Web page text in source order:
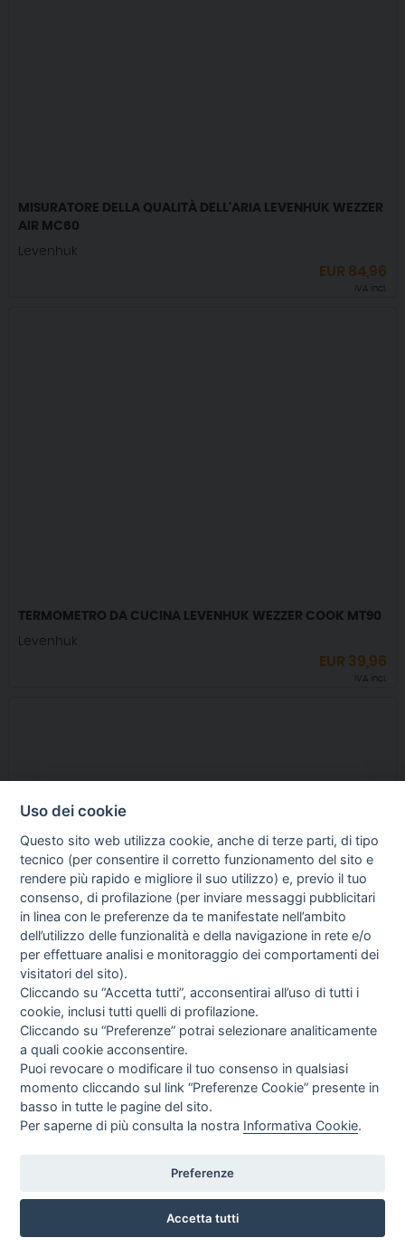
MISURATORE DELLA QUALITÀ DELL'ARIA LEVENHUK WEZZER
AIR MC60
Levenhuk
EUR 84,96
IVA incl.
TERMOMETRO DA CUCINA LEVENHUK WEZZER COOK MT90
Levenhuk
EUR 39,96
IVA incl.
TERMOMETRO DA CUCINA LEVENHUK WEZZER COOK MT60
Levenhuk
Uso dei cookie
Questo sito web utilizza cookie, anche di terze parti, di tipo
tecnico (per consentire il corretto funzionamento del sito e
rendere più rapido e migliore il suo utilizzo) e, previo il tuo
consenso, di profilazione (per inviare messaggi pubblicitari
in linea con le preferenze da te manifestate nell’ambito
dell’utilizzo delle funzionalità e della navigazione in rete e/o
per effettuare analisi e monitoraggio dei comportamenti dei
visitatori del sito).
Cliccando su “Accetta tutti”, acconsentirai all’uso di tutti i
cookie, inclusi tutti quelli di profilazione.
Cliccando su “Preferenze” potrai selezionare analiticamente
a quali cookie acconsentire.
Puoi revocare o modificare il tuo consenso in qualsiasi
momento cliccando sul link “Preferenze Cookie” presente in
basso in tutte le pagine del sito.
Per saperne di più consulta la nostra Informativa Cookie.
Preferenze
Accetta tutti